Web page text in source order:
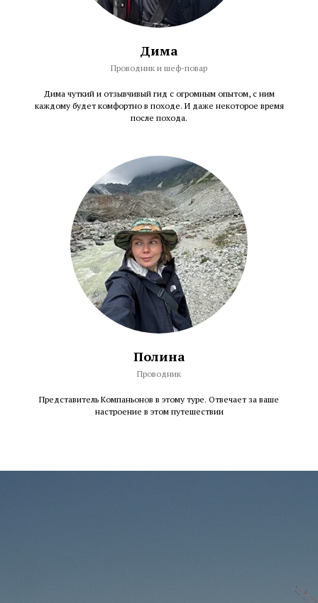
Дима
Проводник и шеф-повар
Дима чуткий и отзывчивый гид с огромным опытом, с ним
каждому будет комфортно в походе. И даже некоторое время
после похода.
Полина
Проводник
Представитель Компаньонов в этому туре. Отвечает за ваше
настроение в этом путешествии